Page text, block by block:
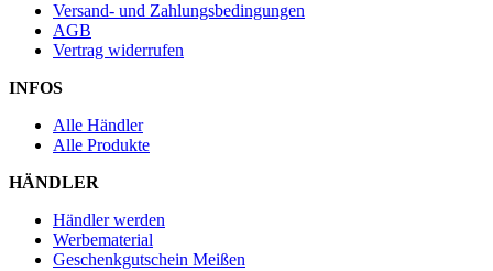
Versand- und Zahlungsbedingungen
AGB
Vertrag widerrufen
INFOS
Alle Händler
Alle Produkte
HÄNDLER
Händler werden
Werbematerial
Geschenkgutschein Meißen